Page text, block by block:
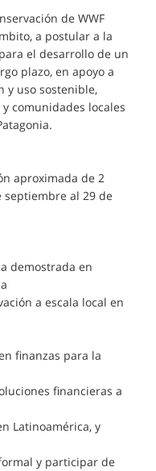
de WWF
a postular a la
el desarrollo de un
plazo, en apoyo a
y uso sostenible,
comunidades locales
aproximada de 2
septiembre al 29 de
demostrada en
a escala local en
finanzas para la
financieras a
Latinoamérica, y
y participar de